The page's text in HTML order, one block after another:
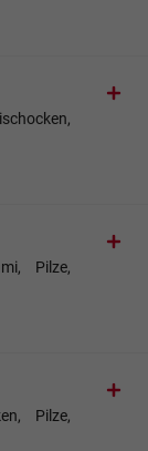
Pilze,
Pilze,